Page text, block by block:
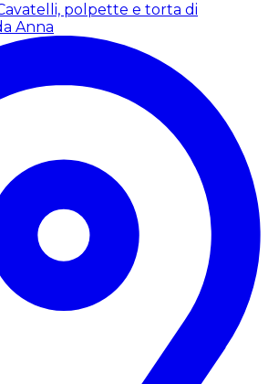
polpette e torta di
Anna